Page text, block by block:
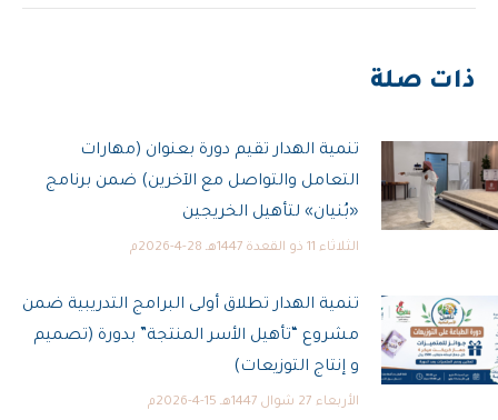
ذات صلة
تنمية الهدار تقيم دورة بعنوان (مهارات
التعامل والتواصل مع الآخرين) ضمن برنامج
«بُنيان» لتأهيل الخريجين
الثلاثاء 11 ذو القعدة 1447هـ 28-4-2026م
تنمية الهدار تطلاق أولى البرامج التدريبية ضمن
مشروع “تأهيل الأسر المنتجة” بدورة (تصميم
و إنتاج التوزيعات)
الأربعاء 27 شوال 1447هـ 15-4-2026م